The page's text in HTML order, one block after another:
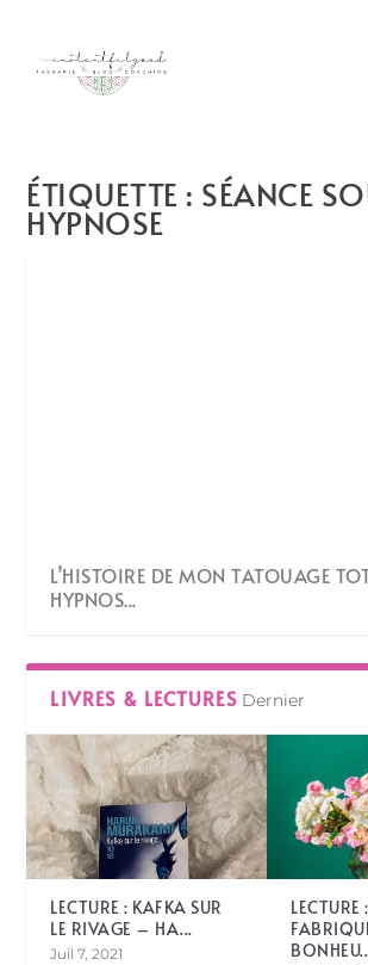
ÉTIQUETTE : SÉANCE
HYPNOSE
L’HISTOIRE DE MON TATOUAGE
HYPNOS...
LIVRES & LECTURES Dernier
LECTURE : KAFKA SUR
LE RIVAGE – HA...
Juil 7, 2021
LECTURE